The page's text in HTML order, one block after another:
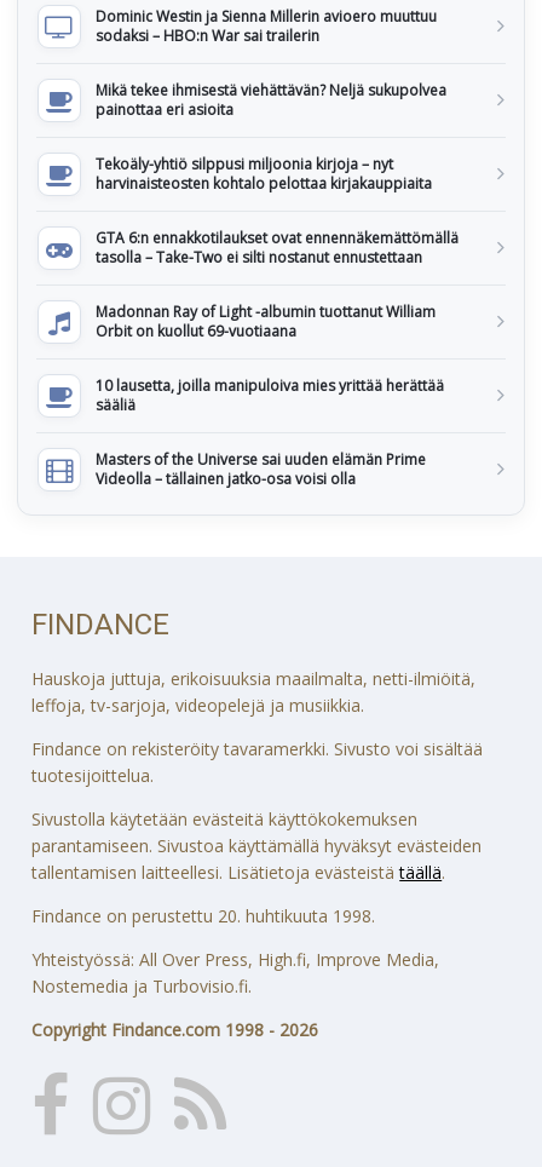
Dominic Westin ja Sienna Millerin avioero muuttuu
sodaksi – HBO:n War sai trailerin
Mikä tekee ihmisestä viehättävän? Neljä sukupolvea
painottaa eri asioita
Tekoäly-yhtiö silppusi miljoonia kirjoja – nyt
harvinaisteosten kohtalo pelottaa kirjakauppiaita
GTA 6:n ennakkotilaukset ovat ennennäkemättömällä
tasolla – Take-Two ei silti nostanut ennustettaan
Madonnan Ray of Light -albumin tuottanut William
Orbit on kuollut 69-vuotiaana
10 lausetta, joilla manipuloiva mies yrittää herättää
sääliä
Masters of the Universe sai uuden elämän Prime
Videolla – tällainen jatko-osa voisi olla
FINDANCE
Hauskoja juttuja, erikoisuuksia maailmalta, netti-ilmiöitä,
leffoja, tv-sarjoja, videopelejä ja musiikkia.
Findance on rekisteröity tavaramerkki. Sivusto voi sisältää
tuotesijoittelua.
Sivustolla käytetään evästeitä käyttökokemuksen
parantamiseen. Sivustoa käyttämällä hyväksyt evästeiden
tallentamisen laitteellesi. Lisätietoja evästeistätäällä.
Findance on perustettu 20. huhtikuuta 1998.
Yhteistyössä: All Over Press, High.fi, Improve Media,
Nostemedia ja Turbovisio.fi.
Copyright Findance.com 1998 - 2026